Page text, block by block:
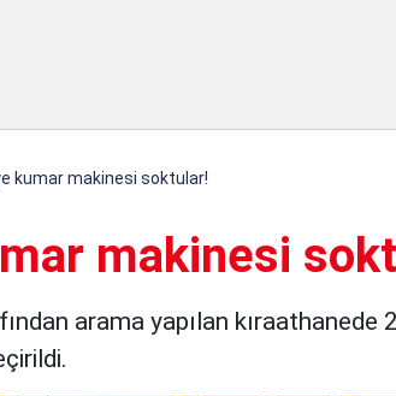
kumar makinesi soktular!
makinesi
arama yapılan kıraathanede